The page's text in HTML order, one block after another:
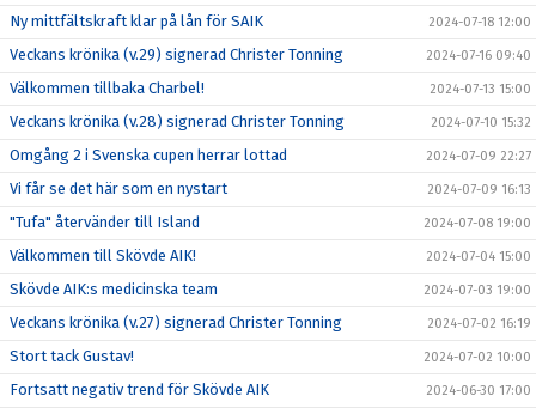
Ny mittfältskraft klar på lån för SAIK 2024-07-18 12:00
Veckans krönika (v.29) signerad Christer Tonning 2024-07-16 09:40
Välkommen tillbaka Charbel! 2024-07-13 15:00
Veckans krönika (v.28) signerad Christer Tonning 2024-07-10 15:32
Omgång 2 i Svenska cupen herrar lottad 2024-07-09 22:27
Vi får se det här som en nystart 2024-07-09 16:13
"Tufa" återvänder till Island 2024-07-08 19:00
Välkommen till Skövde AIK! 2024-07-04 15:00
Skövde AIK:s medicinska team 2024-07-03 19:00
Veckans krönika (v.27) signerad Christer Tonning 2024-07-02 16:19
Stort tack Gustav! 2024-07-02 10:00
Fortsatt negativ trend för Skövde AIK 2024-06-30 17:00